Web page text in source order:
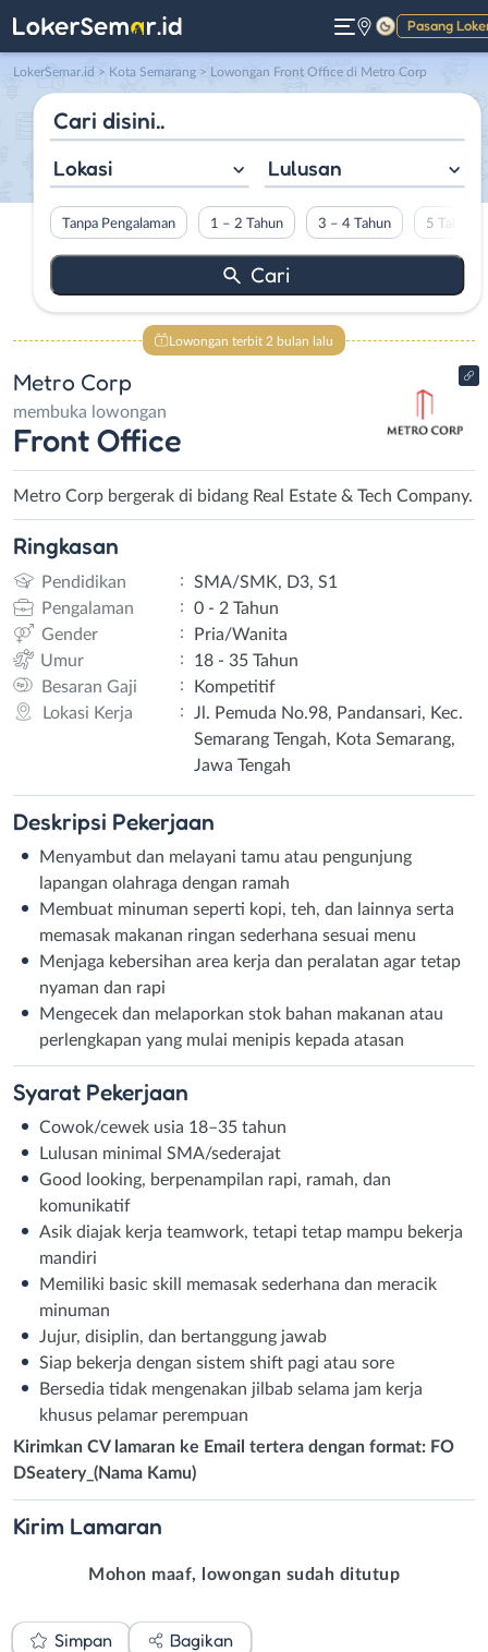
Pasang
Gelap
LokerSemar.id > Kota Semarang > Lowongan Front Office di Metro Corp
Lokasi Lulusan
Tanpa Pengalaman 1 – 2 Tahun 3 – 4 Tahun 5 Tahun
Lowongan terbit 2 bulan lalu
Metro Corp
membuka lowongan
Front Office
Metro Corp bergerak di bidang Real Estate & Tech Company.
Ringkasan
Pendidikan :
SMA/SMK, D3, S1
Pengalaman
:
0 - 2 Tahun
Gender
:
Pria/Wanita
Umur
:
18 - 35 Tahun
Besaran Gaji
:
Kompetitif
Lokasi Kerja
:
Jl. Pemuda No.98, Pandansari, Kec.
Semarang Tengah, Kota Semarang,
Jawa Tengah
Deskripsi Pekerjaan
Menyambut dan melayani tamu atau pengunjung
lapangan olahraga dengan ramah
Membuat minuman seperti kopi, teh, dan lainnya serta
memasak makanan ringan sederhana sesuai menu
Menjaga kebersihan area kerja dan peralatan agar tetap
nyaman dan rapi
Mengecek dan melaporkan stok bahan makanan atau
perlengkapan yang mulai menipis kepada atasan
Syarat Pekerjaan
Cowok/cewek usia 18–35 tahun
Lulusan minimal SMA/sederajat
Good looking, berpenampilan rapi, ramah, dan
komunikatif
Asik diajak kerja teamwork, tetapi tetap mampu bekerja
mandiri
Memiliki basic skill memasak sederhana dan meracik
minuman
Jujur, disiplin, dan bertanggung jawab
Siap bekerja dengan sistem shift pagi atau sore
Bersedia tidak mengenakan jilbab selama jam kerja
khusus pelamar perempuan
Kirimkan CV lamaran ke Email tertera dengan format: FO
DSeatery_(Nama Kamu)
Kirim Lamaran
Mohon maaf, lowongan sudah ditutup
Simpan Bagikan